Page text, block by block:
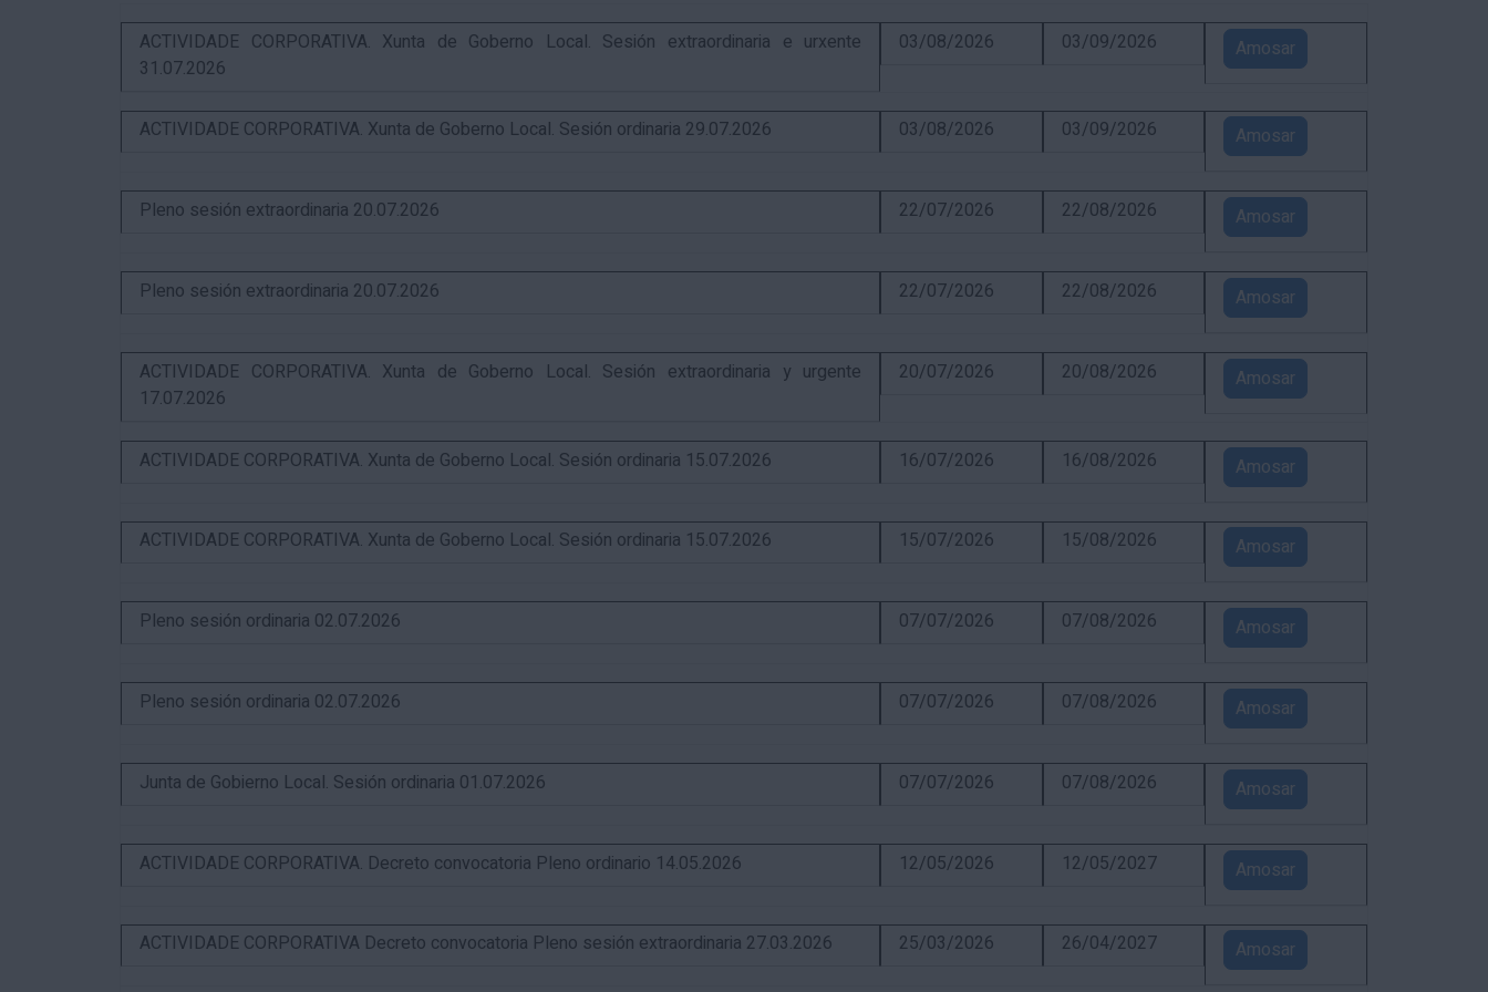
ACTIVIDADE CORPORATIVA. Xunta de Goberno Local. Sesión extraordinaria e urxente
31.07.2026
03/08/2026 03/09/2026 Amosar
ACTIVIDADE CORPORATIVA. Xunta de Goberno Local. Sesión ordinaria 29.07.2026 03/08/2026 03/09/2026 Amosar
Pleno sesión extraordinaria 20.07.2026 22/07/2026 22/08/2026 Amosar
Pleno sesión extraordinaria 20.07.2026 22/07/2026 22/08/2026 Amosar
ACTIVIDADE CORPORATIVA. Xunta de Goberno Local. Sesión extraordinaria y urgente
17.07.2026
20/07/2026 20/08/2026 Amosar
ACTIVIDADE CORPORATIVA. Xunta de Goberno Local. Sesión ordinaria 15.07.2026 16/07/2026 16/08/2026 Amosar
ACTIVIDADE CORPORATIVA. Xunta de Goberno Local. Sesión ordinaria 15.07.2026 15/07/2026 15/08/2026 Amosar
Pleno sesión ordinaria 02.07.2026 07/07/2026 07/08/2026 Amosar
Pleno sesión ordinaria 02.07.2026 07/07/2026 07/08/2026 Amosar
Junta de Gobierno Local. Sesión ordinaria 01.07.2026 07/07/2026 07/08/2026 Amosar
ACTIVIDADE CORPORATIVA. Decreto convocatoria Pleno ordinario 14.05.2026 12/05/2026 12/05/2027 Amosar
ACTIVIDADE CORPORATIVA Decreto convocatoria Pleno sesión extraordinaria 27.03.2026 25/03/2026 26/04/2027 Amosar